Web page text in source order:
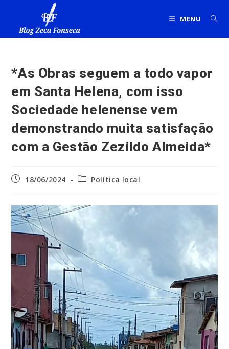
MENU
*As Obras seguem a todo vapor
em Santa Helena, com isso
Sociedade helenense vem
demonstrando muita satisfação
com a Gestão Zezildo Almeida*
Post18/06/2024
Categoria
Política local